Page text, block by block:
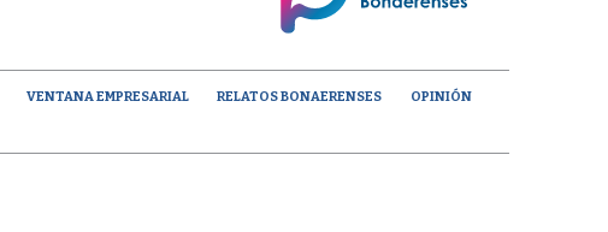
VENTANA EMPRESARIAL RELATOS BONAERENSES
OPINIÓN